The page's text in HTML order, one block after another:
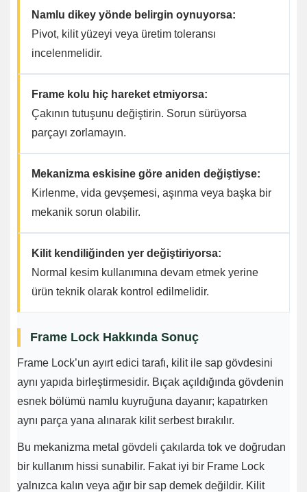
Namlu dikey yönde belirgin oynuyorsa:
Pivot, kilit yüzeyi veya üretim toleransı
incelenmelidir.
Frame kolu hiç hareket etmiyorsa:
Çakının tutuşunu değiştirin. Sorun sürüyorsa
parçayı zorlamayın.
Mekanizma eskisine göre aniden değiştiyse:
Kirlenme, vida gevşemesi, aşınma veya başka bir
mekanik sorun olabilir.
Kilit kendiliğinden yer değiştiriyorsa:
Normal kesim kullanımına devam etmek yerine
ürün teknik olarak kontrol edilmelidir.
Frame Lock Hakkında Sonuç
Frame Lock’un ayırt edici tarafı, kilit ile sap gövdesini
aynı yapıda birleştirmesidir. Bıçak açıldığında gövdenin
esnek bölümü namlu kuyruğuna dayanır; kapatırken
aynı parça yana alınarak kilit serbest bırakılır.
Bu mekanizma metal gövdeli çakılarda tok ve doğrudan
bir kullanım hissi sunabilir. Fakat iyi bir Frame Lock
yalnızca kalın veya ağır bir sap demek değildir. Kilit